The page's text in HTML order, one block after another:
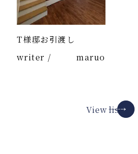
T様邸お引渡し
writer /
maruo
View list